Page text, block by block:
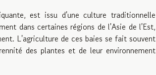
est issu d'une culture traditionnelle
dans certaines régions de l'Asie de l'Est,
L'agriculture de ces baies se fait souvent
des plantes et de leur environnement